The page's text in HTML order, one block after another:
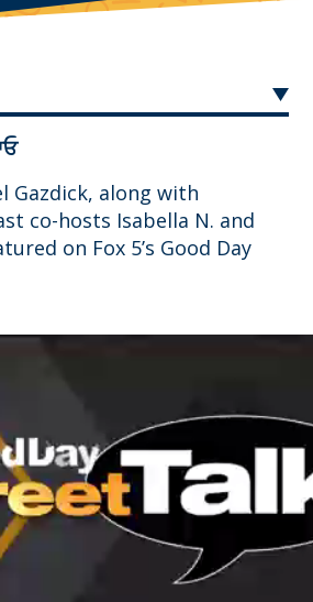
Gazdick, along with
co-hosts Isabella N. and
on Fox 5’s Good Day